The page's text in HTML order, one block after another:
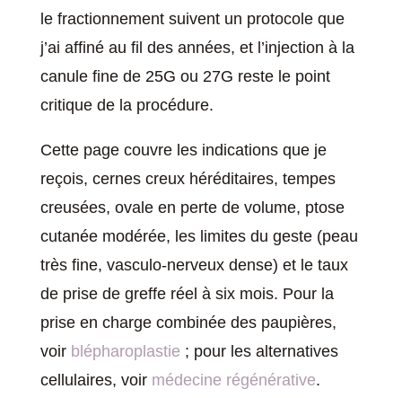
le fractionnement suivent un protocole que
j’ai affiné au fil des années, et l’injection à la
canule fine de 25G ou 27G reste le point
critique de la procédure.
Cette page couvre les indications que je
reçois, cernes creux héréditaires, tempes
creusées, ovale en perte de volume, ptose
cutanée modérée, les limites du geste (peau
très fine, vasculo-nerveux dense) et le taux
de prise de greffe réel à six mois. Pour la
prise en charge combinée des paupières,
voir blépharoplastie ; pour les alternatives
cellulaires, voir médecine régénérative.